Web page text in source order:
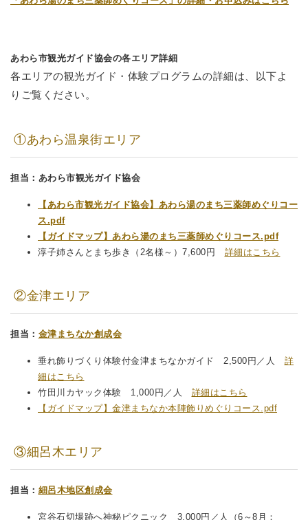
あわら市観光ガイド協会の各エリア詳細
各エリアの観光ガイド・体験プログラムの詳細は、以下よ
りご覧ください。
①あわら温泉街エリア
担当：あわら市観光ガイド協会
【あわら市観光ガイド協会】あわら湯のまち三薬師めぐりコー
ス.pdf
【ガイドマップ】あわら湯のまち三薬師めぐりコース.pdf
淳子姉さんとまち歩き（2名様～）7,600円 詳細はこちら
②金津エリア
担当： 金津まちなか創成会
垂れ飾りづくり体験付金津まちなかガイド 2,500円／人 詳
細はこちら
竹田川カヤック体験 1,000円／人 詳細はこちら
【ガイドマップ】金津まちなか本陣飾りめぐりコース.pdf
③細呂木エリア
担当： 細呂木地区創成会
宮谷石切場跡へ神秘ピクニック 3,000円／人（6～8月：